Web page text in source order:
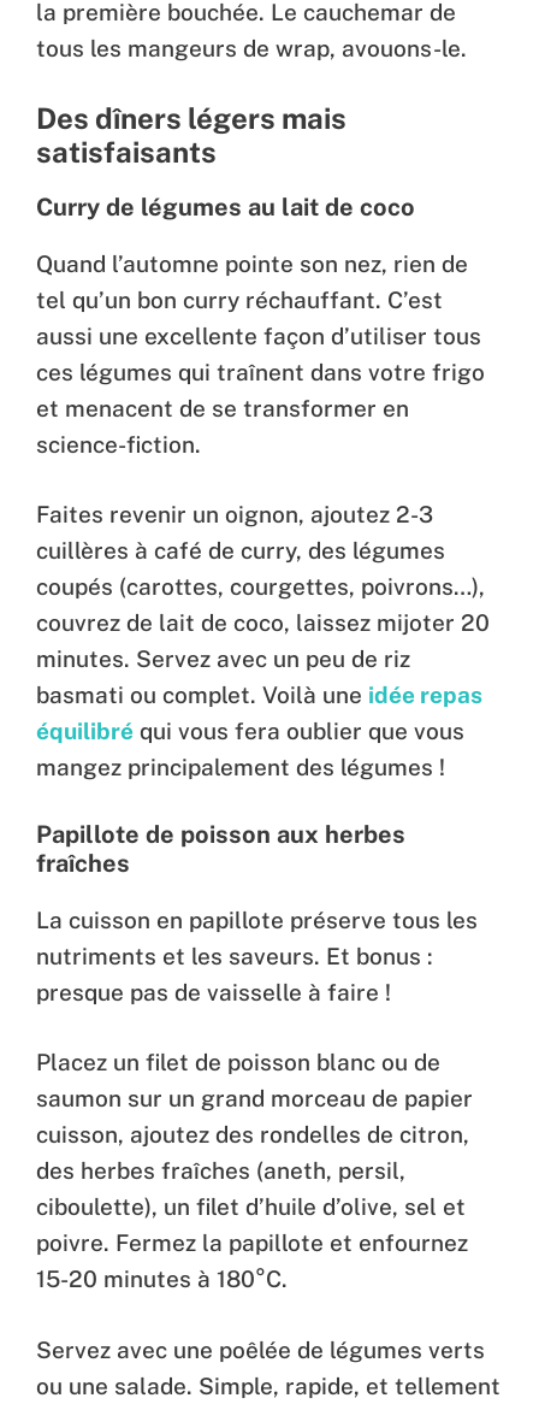
la première bouchée. Le cauchemar de
tous les mangeurs de wrap, avouons-le.
Des dîners légers mais
satisfaisants
Curry de légumes au lait de coco
Quand l’automne pointe son nez, rien de
tel qu’un bon curry réchauffant. C’est
aussi une excellente façon d’utiliser tous
ces légumes qui traînent dans votre frigo
et menacent de se transformer en
science-fiction.
Faites revenir un oignon, ajoutez 2-3
cuillères à café de curry, des légumes
coupés (carottes, courgettes, poivrons…),
couvrez de lait de coco, laissez mijoter 20
minutes. Servez avec un peu de riz
basmati ou complet. Voilà une idée repas
équilibré qui vous fera oublier que vous
mangez principalement des légumes !
Papillote de poisson aux herbes
fraîches
La cuisson en papillote préserve tous les
nutriments et les saveurs. Et bonus :
presque pas de vaisselle à faire !
Placez un filet de poisson blanc ou de
saumon sur un grand morceau de papier
cuisson, ajoutez des rondelles de citron,
des herbes fraîches (aneth, persil,
ciboulette), un filet d’huile d’olive, sel et
poivre. Fermez la papillote et enfournez
15-20 minutes à 180°C.
Servez avec une poêlée de légumes verts
ou une salade. Simple, rapide, et tellement